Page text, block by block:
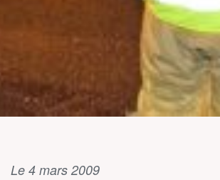
Le 4 mars 2009